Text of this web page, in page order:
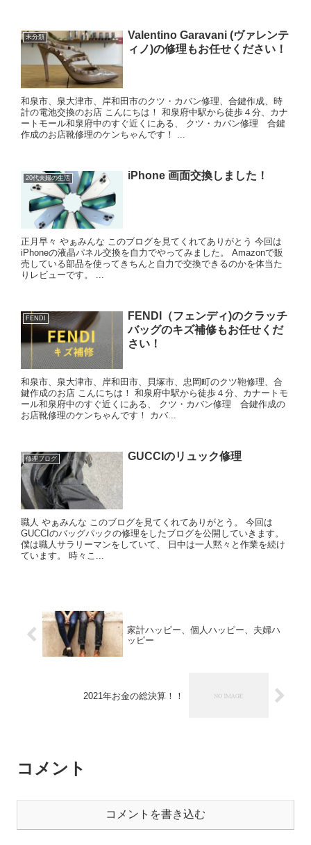
未分類
Valentino Garavani (ヴァレンテ
ィノ)の修理もお任せください！
和泉市、泉大津市、岸和田市のクツ・カバン修理、合鍵作成、時
計の電池交換のお店 こんにちは！ 和泉府中駅から徒歩４分、カナ
ートモール和泉府中のすぐ近くにある、 クツ・カバン修理 合鍵
作成のお店靴修理のケンちゃんです！ ...
20代夫婦の生活 iPhone 画面交換しました！
正月早々 やぁみんな このブログを見てくれてありがとう 今回は
iPhoneの液晶パネル交換を自力でやってみました。 Amazonで販
売している部品を使ってきちんと自力で交換できるのかを体当た
りレビューです。 ...
FENDI
FENDI（フェンディ)のクラッチ
バッグのキズ補修もお任せくだ
さい！
和泉市、泉大津市、岸和田市、貝塚市、忠岡町のクツ鞄修理、合
鍵作成のお店 こんにちは！ 和泉府中駅から徒歩４分、カナートモ
ール和泉府中のすぐ近くにある、 クツ・カバン修理 合鍵作成の
お店靴修理のケンちゃんです！ カバ...
修理ブログ GUCCIのリュック修理
職人 やぁみんな このブログを見てくれてありがとう。 今回は
GUCCIのバッグパックの修理をしたブログを公開していきます。
僕は職人サラリーマンをしていて、 日中は一人黙々と作業を続け
ています。 時々こ...
家計ハッピー、個人ハッピー、夫婦ハ
ッピー
2021年お金の総決算！！
コメント
コメントを書き込む